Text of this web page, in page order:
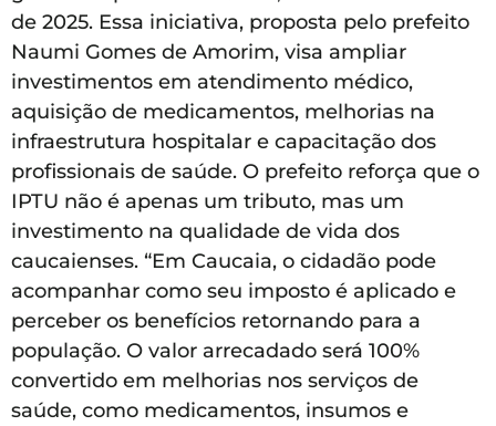
de 2025. Essa iniciativa, proposta pelo prefeito
Naumi Gomes de Amorim, visa ampliar
investimentos em atendimento médico,
aquisição de medicamentos, melhorias na
infraestrutura hospitalar e capacitação dos
profissionais de saúde. O prefeito reforça que o
IPTU não é apenas um tributo, mas um
investimento na qualidade de vida dos
caucaienses. “Em Caucaia, o cidadão pode
acompanhar como seu imposto é aplicado e
perceber os benefícios retornando para a
população. O valor arrecadado será 100%
convertido em melhorias nos serviços de
saúde, como medicamentos, insumos e